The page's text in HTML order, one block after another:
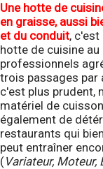
Une hotte de
en graisse, aussi
et du conduit,
hotte de cuisine
professionnels
trois passages par
c'est plus prudent,
matériel de
également de
restaurants qui
peut entraîner
(Variateur, Moteur,